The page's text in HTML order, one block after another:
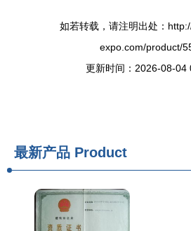
如若转载，请注明出处：
expo.com/product/
更新时间：2026-08-04
最新产品 Product